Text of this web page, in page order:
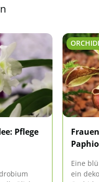
Pflege
Eine
ein